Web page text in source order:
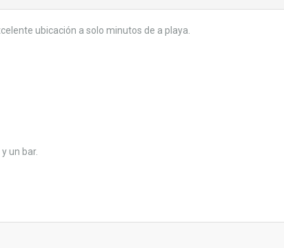
ubicación a solo minutos de a playa.
un bar.